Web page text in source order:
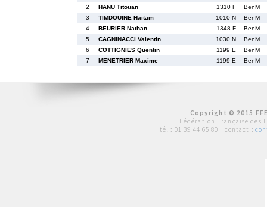
2
HANU Titouan 1310 F
BenM
3
TIMDOUINE Haitam 1010 N
BenM
4
BEURIER Nathan 1348 F
BenM
5
CAGNINACCI Valentin 1030 N
BenM
6
COTTIGNIES Quentin 1199 E
BenM
7
MENETRIER Maxime 1199 E BenM
Copyright © 2015
Fédération Française des
tél : 01 39 44 65 80 | contact :